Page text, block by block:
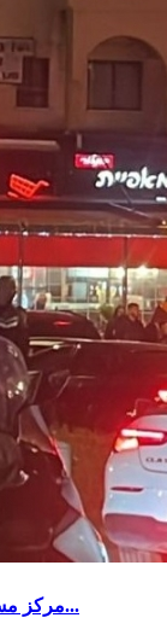
مركز مساواة: ما حدث بعرابة هو نتيجة تقاعس الشرطة...